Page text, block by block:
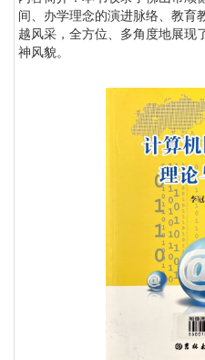
间、办学理念的演进脉络、教育
越风采，全方位、多角度地展现
神风貌。